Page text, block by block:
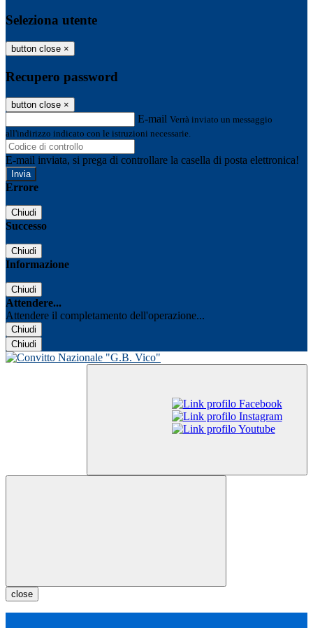
Seleziona utente
button close ×
Recupero password
button close ×
E-mail Verrà inviato un messaggio
all'indirizzo indicato con le istruzioni necessarie.
E-mail inviata, si prega di controllare la casella di posta elettronica!
Errore
Chiudi
Successo
Chiudi
Informazione
Chiudi
Attendere...
Attendere il completamento dell'operazione...
Chiudi
Chiudi
close